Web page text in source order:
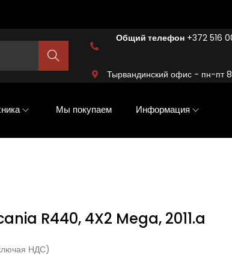
Шукат
Общий телефон +372 516
Тырвандинский офис - пн-пт
Мы покупаем Информация
R440, 4X2 Mega, 2011.a
НДС)